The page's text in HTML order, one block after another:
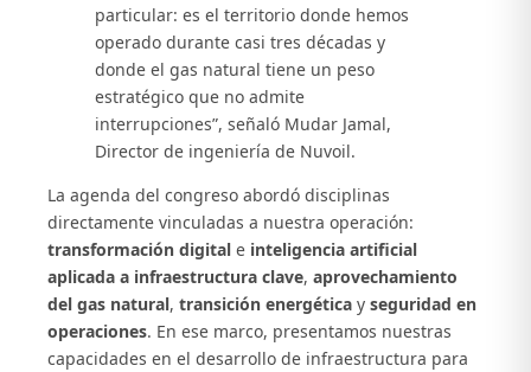
particular: es el territorio donde hemos
operado durante casi tres décadas y
donde el gas natural tiene un peso
estratégico que no admite
interrupciones”, señaló Mudar Jamal,
Director de ingeniería de Nuvoil.
La agenda del congreso abordó disciplinas
directamente vinculadas a nuestra operación:
transformación digital e inteligencia artificial
aplicada a infraestructura clave, aprovechamiento
del gas natural, transición energética y seguridad en
operaciones. En ese marco, presentamos nuestras
capacidades en el desarrollo de infraestructura para